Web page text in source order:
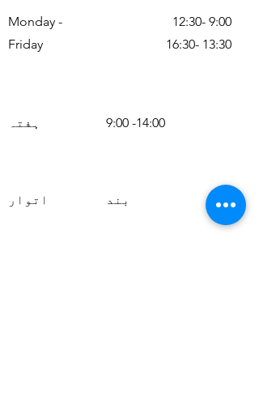
Monday -
Friday
9:00 -12:30
13:30 -16:30
9:00 -14:00 ہفتہ
اتوار بند